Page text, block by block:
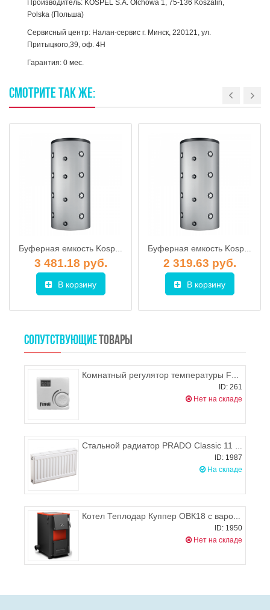
Производитель: KOSPEL S.A. Olchowa 1, 75-136 Koszalin,
Polska (Польша)
Сервисный центр: Налан-сервис г. Минск, 220121, ул.
Притыцкого,39, оф. 4Н
Гарантия: 0 мес.
СМОТРИТЕ ТАКЖЕ:
Буферная емкость Kospel SVW - 500 (со змеевиком)
3 481.18 руб.
В корзину
Буферная емкость Kospel SVW - 300 (со змеевиком)
2 319.63 руб.
В корзину
СОПУТСТВУЮЩИЕ ТОВАРЫ
Комнатный регулятор температуры Ferroli 176WS
ID: 261
Нет на складе
Стальной радиатор PRADO Classic 11 500х600 (боковое подключение), 520-720 Вт
ID: 1987
На складе
Котел Теплодар Куппер ОВК18 с варочной панелью
ID: 1950
Нет на складе